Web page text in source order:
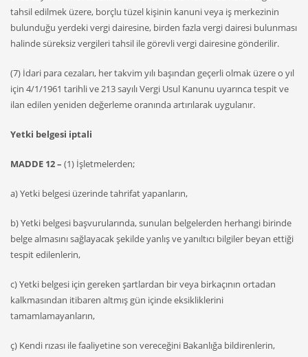
tahsil edilmek üzere, borçlu tüzel kişinin kanuni veya iş merkezinin
bulunduğu yerdeki vergi dairesine, birden fazla vergi dairesi bulunması
halinde süreksiz vergileri tahsil ile görevli vergi dairesine gönderilir.
(7) İdari para cezaları, her takvim yılı başından geçerli olmak üzere o yıl
için 4/1/1961 tarihli ve 213 sayılı Vergi Usul Kanunu uyarınca tespit ve
ilan edilen yeniden değerleme oranında artırılarak uygulanır.
Yetki belgesi iptali
MADDE 12 – (1) İşletmelerden;
a) Yetki belgesi üzerinde tahrifat yapanların,
b) Yetki belgesi başvurularında, sunulan belgelerden herhangi birinde
belge almasını sağlayacak şekilde yanlış ve yanıltıcı bilgiler beyan ettiği
tespit edilenlerin,
c) Yetki belgesi için gereken şartlardan bir veya birkaçının ortadan
kalkmasından itibaren altmış gün içinde eksikliklerini
tamamlamayanların,
ç) Kendi rızası ile faaliyetine son vereceğini Bakanlığa bildirenlerin,